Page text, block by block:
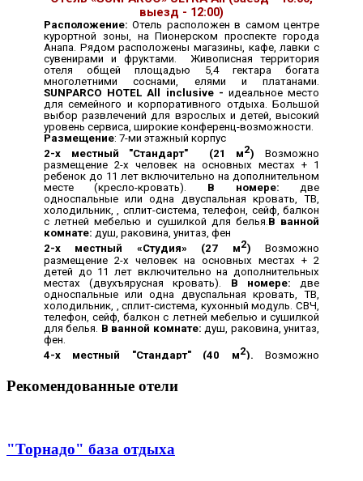
Рекомендованные отели
"Торнадо" база отдыха